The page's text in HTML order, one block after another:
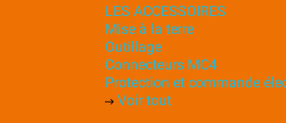
LES ACCESSOIRES
Mise à la terre
Outillage
Connecteurs MC4
Protection et commande
Voir tout